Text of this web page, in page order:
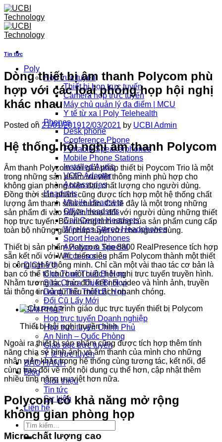
Skip
to
content
Poly
Họp trực tuyến
Thiết bị họp trực tuyến
Camera họp trực tuyến
Máy chủ quản lý đa điểm | MCU
Y tế từ xa | Poly Telehealth
Phones
Desk phone
Conference Phone
Portable Speakerphones
Mobile Phone Stations
Installed Audio
VOIP Adapter
Accessories
Headsets
Mobile Headsets
Office Headsets
Call Center Headsets
Wireless Stereo Headphones
Sport Headphones
Aviation & Special
Accessories
DỊCH VỤ
Cho Thuê Thiết Bị Họp
Sữa Chửa Thiết Bị Họp
Dùng Thử Thiết Bị Họp
Đổi Cũ Lấy Mới
GIẢI PHÁP
Họp trực tuyến Doanh nghiệp
Họp trực tuyến Chính Phủ
An Ninh – Quốc Phòng
Giáo dục trực tuyến
Y tế trực tuyến
BẢO HÀNH
Blog
Giới thiệu
Tin tức
Sự kiện
Liên hệ
Tìm
kiếm:
Tin tức
Dòng thiết bị âm thanh Polycom phù
hợp với các loại phòng họp hội nghị
khác nhau
Posted on 21/01/201912/03/2021 by UCBI Admin
Hệ thống hội nghị âm thanh Polycom
Âm thanh Polycom với giải pháp thiết bị Poycom Trio là một
trong những sản phẩm ưu việt thông minh phù hợp cho
không gian phòng hiện đại, chất lượng cho người dùng.
Đồng thời sản phẩm cũng được tích hợp một hệ thống chất
lượng âm thanh siêu chuẩn. Có lẽ đây là một trong những
sản phẩm đi vào huyền thoại đối với người dùng những thiết
họp trực tuyến. Bởi những tính năng của sản phẩm cung cấp
toàn bộ những giải pháp tuyệt vời cho người dùng.
Thiết bị sản phẩm Polycom Trio 8800 RealPresence tích hợp
sẵn kết nối với Wifi, biến siêu phẩm Polycom thành một thiết
bị công nghệ thông minh. Chỉ cần một vài thao tác cơ bản là
bạn có thể tổ chức một cuộc hội nghị trực tuyến truyền hình.
Nhằm tương tác, trao đổi, kết nối video và hình ảnh, truyền
tải thông tin và dữ liệu một cách nhanh chóng.
Thiết bị hội nghị truyền hình
Ngoài ra thiết bị sản phẩm cũng được tích hợp thêm tính
năng chia sẻ hình ảnh và âm thanh của mình cho những
nhân viên khác trong hệ thống cùng tương tác, kết nối, để
cùng trao đổi về một nội dung cụ thể hơn, cập nhật thêm
nhiều tính năng ưu việt hơn nữa.
Polycom có khả năng mở rộng
không gian phòng họp
Micro chất lượng cao